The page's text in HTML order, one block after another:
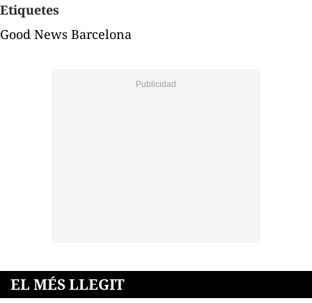
Etiquetes
Good News Barcelona
EL MÉS LLEGIT